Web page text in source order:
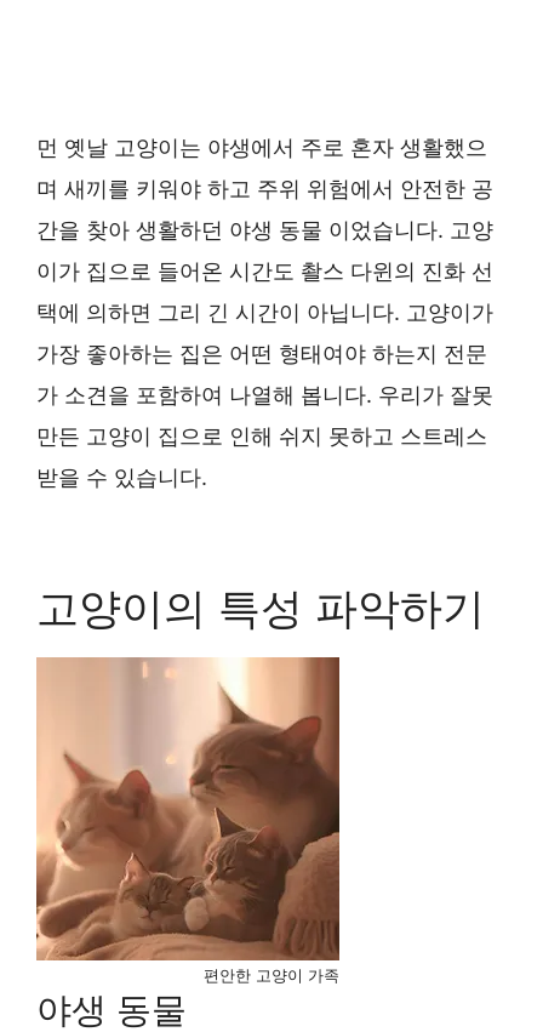
먼 옛날 고양이는 야생에서 주로 혼자 생활했으
며 새끼를 키워야 하고 주위 위험에서 안전한 공
간을 찾아 생활하던 야생 동물 이었습니다. 고양
이가 집으로 들어온 시간도 촬스 다윈의 진화 선
택에 의하면 그리 긴 시간이 아닙니다. 고양이가
가장 좋아하는 집은 어떤 형태여야 하는지 전문
가 소견을 포함하여 나열해 봅니다. 우리가 잘못
만든 고양이 집으로 인해 쉬지 못하고 스트레스
받을 수 있습니다.
고양이의 특성 파악하기
편안한 고양이 가족
야생 동물